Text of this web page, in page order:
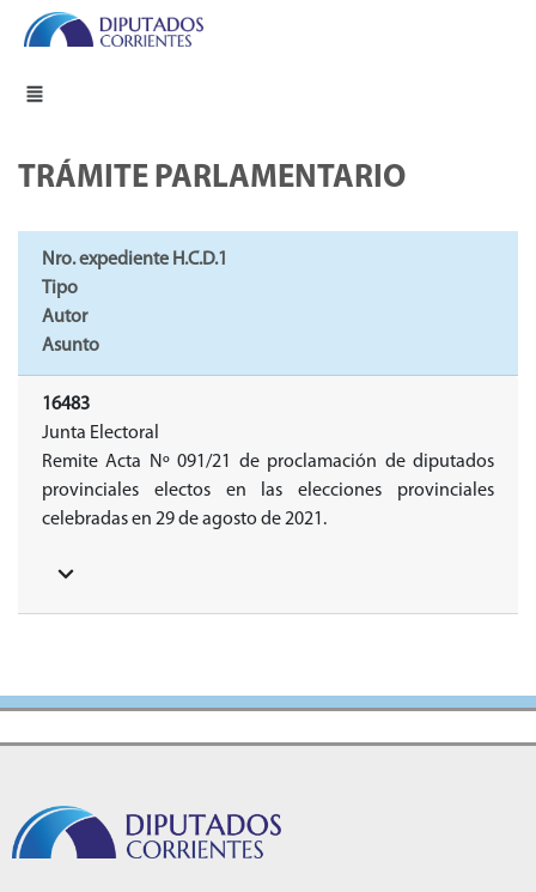
TRÁMITE PARLAMENTARIO
Nro. expediente H.C.D.1
Tipo
Autor
Asunto
16483
Junta Electoral
Remite Acta Nº 091/21 de proclamación de diputados
provinciales electos en las elecciones provinciales
celebradas en 29 de agosto de 2021.